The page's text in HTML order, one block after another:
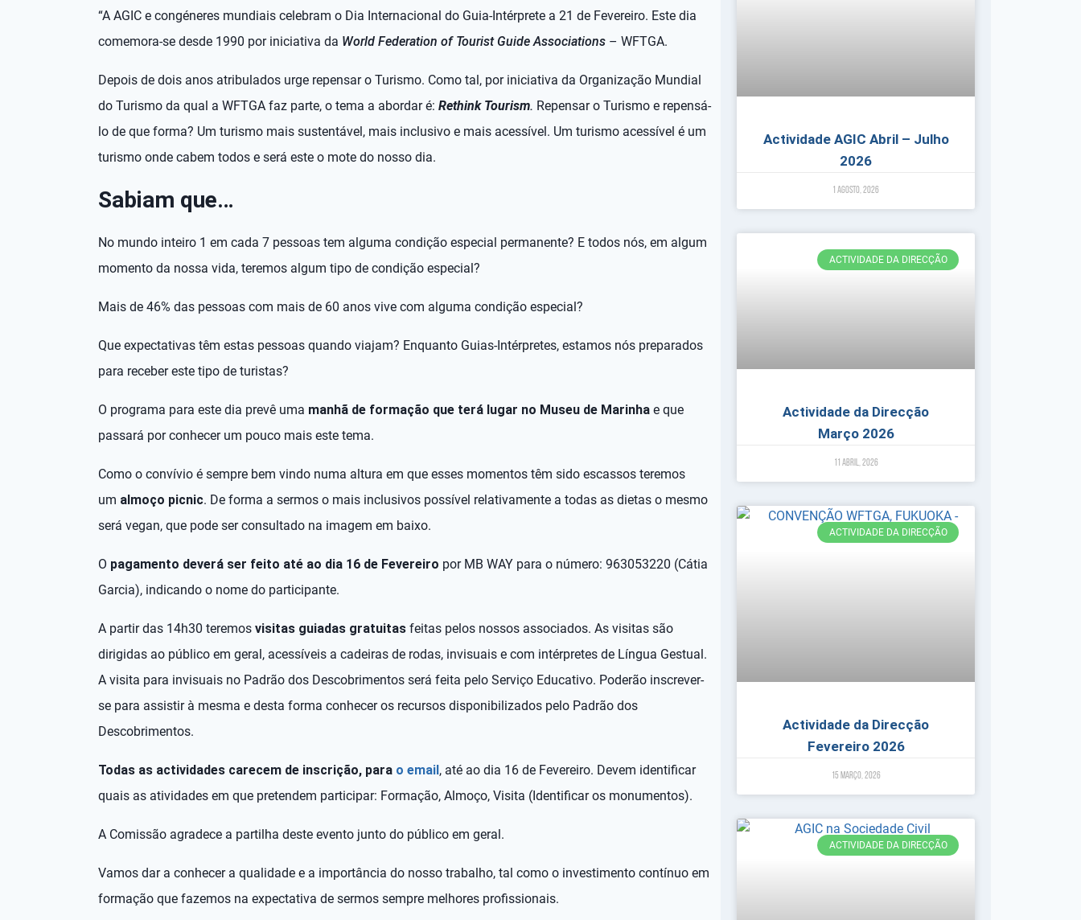
“A AGIC e congéneres mundiais celebram o Dia Internacional do Guia-Intérprete a 21 de Fevereiro. Este dia
comemora-se desde 1990 por iniciativa da World Federation of Tourist Guide Associations – WFTGA.
Depois de dois anos atribulados urge repensar o Turismo. Como tal, por iniciativa da Organização Mundial
do Turismo da qual a WFTGA faz parte, o tema a abordar é: Rethink Tourism. Repensar o Turismo e repensá-
lo de que forma? Um turismo mais sustentável, mais inclusivo e mais acessível. Um turismo acessível é um
turismo onde cabem todos e será este o mote do nosso dia.
Sabiam que…
No mundo inteiro 1 em cada 7 pessoas tem alguma condição especial permanente? E todos nós, em algum
momento da nossa vida, teremos algum tipo de condição especial?
Mais de 46% das pessoas com mais de 60 anos vive com alguma condição especial?
Que expectativas têm estas pessoas quando viajam? Enquanto Guias-Intérpretes, estamos nós preparados
para receber este tipo de turistas?
O programa para este dia prevê uma manhã de formação que terá lugar no Museu de Marinha e que
passará por conhecer um pouco mais este tema.
Como o convívio é sempre bem vindo numa altura em que esses momentos têm sido escassos teremos
um almoço picnic. De forma a sermos o mais inclusivos possível relativamente a todas as dietas o mesmo
será vegan, que pode ser consultado na imagem em baixo.
O pagamento deverá ser feito até ao dia 16 de Fevereiro por MB WAY para o número: 963053220 (Cátia
Garcia), indicando o nome do participante.
A partir das 14h30 teremos visitas guiadas gratuitas feitas pelos nossos associados. As visitas são
dirigidas ao público em geral, acessíveis a cadeiras de rodas, invisuais e com intérpretes de Língua Gestual.
A visita para invisuais no Padrão dos Descobrimentos será feita pelo Serviço Educativo. Poderão inscrever-
se para assistir à mesma e desta forma conhecer os recursos disponibilizados pelo Padrão dos
Descobrimentos.
Todas as actividades carecem de inscrição, para o email , até ao dia 16 de Fevereiro. Devem identificar
quais as atividades em que pretendem participar: Formação, Almoço, Visita (Identificar os monumentos).
A Comissão agradece a partilha deste evento junto do público em geral.
Vamos dar a conhecer a qualidade e a importância do nosso trabalho, tal como o investimento contínuo em
formação que fazemos na expectativa de sermos sempre melhores profissionais.
Actividade AGIC Abril – Julho
2026
1 Agosto, 2026
ACTIVIDADE DA DIRECÇÃO
Actividade da Direcção
Março 2026
11 Abril, 2026
ACTIVIDADE DA DIRECÇÃO
Actividade da Direcção
Fevereiro 2026
15 Março, 2026
ACTIVIDADE DA DIRECÇÃO